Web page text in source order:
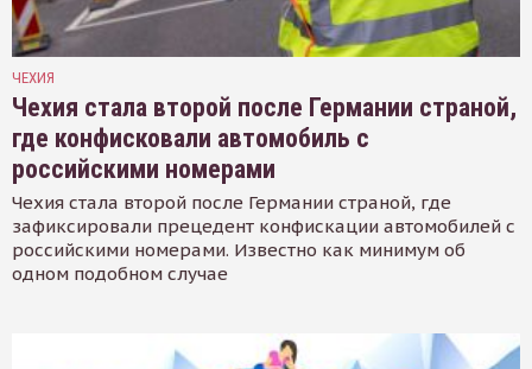
ЧЕХИЯ
Чехия стала второй после Германии страной,
где конфисковали автомобиль с
российскими номерами
Чехия стала второй после Германии страной, где
зафиксировали прецедент конфискации автомобилей с
российскими номерами. Известно как минимум об
одном подобном случае